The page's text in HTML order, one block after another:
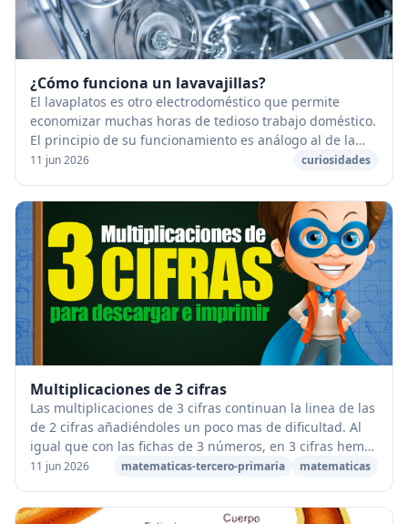
¿Cómo funciona un lavavajillas?
El lavaplatos es otro electrodoméstico que permite
economizar muchas horas de tedioso trabajo doméstico.
El principio de su funcionamiento es análogo al de la
máquina de la lavadora. [caption id="atta...
11 jun 2026 curiosidades
Multiplicaciones de 3 cifras
Las multiplicaciones de 3 cifras continuan la linea de las
de 2 cifras añadiéndoles un poco mas de dificultad. Al
igual que con las fichas de 3 números, en 3 cifras hemos
preparado multitud de fichas ...
11 jun 2026 matematicas-tercero-primaria matematicas